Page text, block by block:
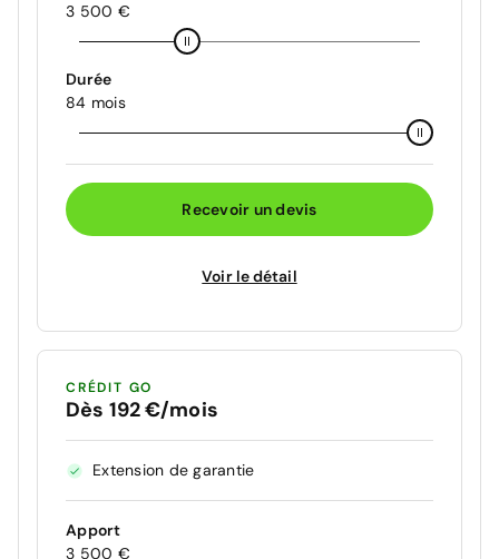
3 500 €
Durée
84 mois
Recevoir un devis
Voir le détail
CRÉDIT GO
Dès 192 €/mois
Extension de garantie
Apport
3 500 €